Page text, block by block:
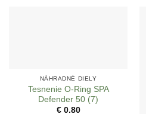
NÁHRADNÉ DIELY
Tesnenie O-Ring SPA
Defender 50 (7)
€0.80